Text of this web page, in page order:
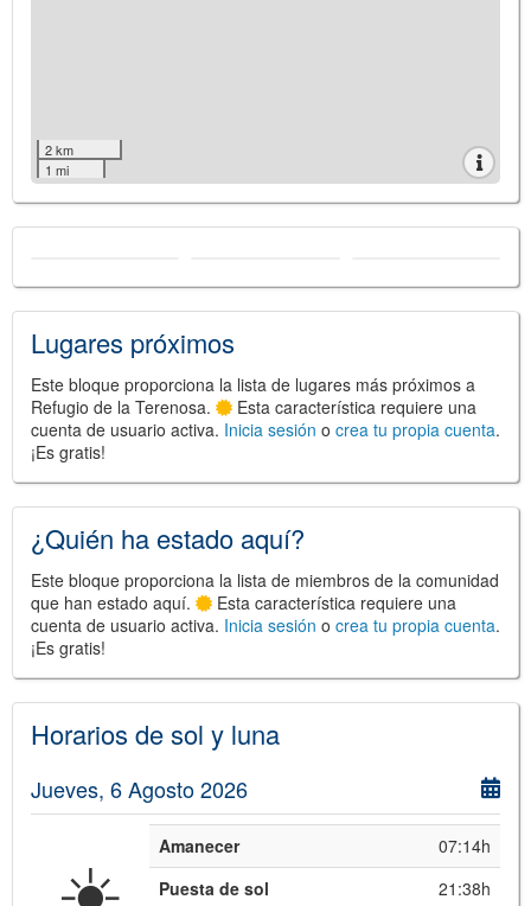
2 km
1 mi
JS library for interactive maps
©
Institut Cartogràfic i Geològic de
Catalunya
Lugares próximos
Este bloque proporciona la lista de lugares más próximos a
Refugio de la Terenosa.
Esta característica requiere una
cuenta de usuario activa. Inicia sesión o crea tu propia cuenta.
¡Es gratis!
¿Quién ha estado aquí?
Este bloque proporciona la lista de miembros de la comunidad
que han estado aquí.
Esta característica requiere una
cuenta de usuario activa. Inicia sesión o crea tu propia cuenta.
¡Es gratis!
Horarios de sol y luna
Jueves, 6 Agosto 2026
Amanecer
07:14h
Puesta de sol
21:38h